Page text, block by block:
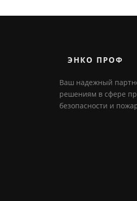
ЭНКО ПРОФ
Ваш надежный
решениям в сфере
безопасности и